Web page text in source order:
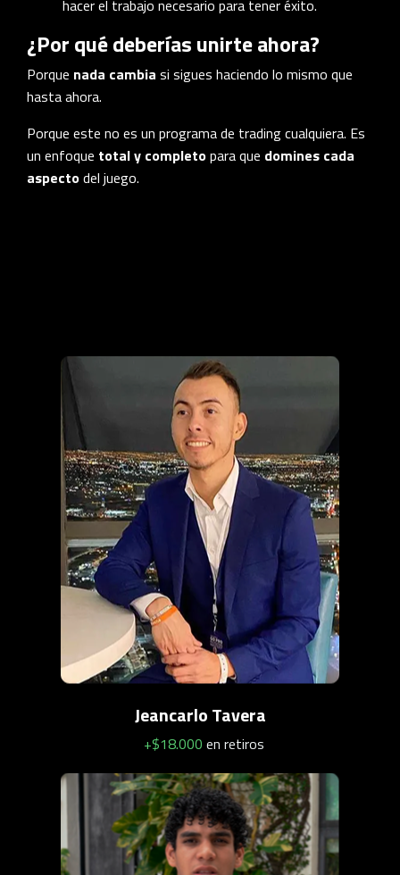
hacer el trabajo necesario para tener éxito.
¿Por qué deberías unirte ahora?
Porque nada cambia si sigues haciendo lo mismo que
hasta ahora.
Porque este no es un programa de trading cualquiera. Es
un enfoque total y completopara que domines cada
aspectodel juego.
Jeancarlo Tavera
+$18.000 en retiros